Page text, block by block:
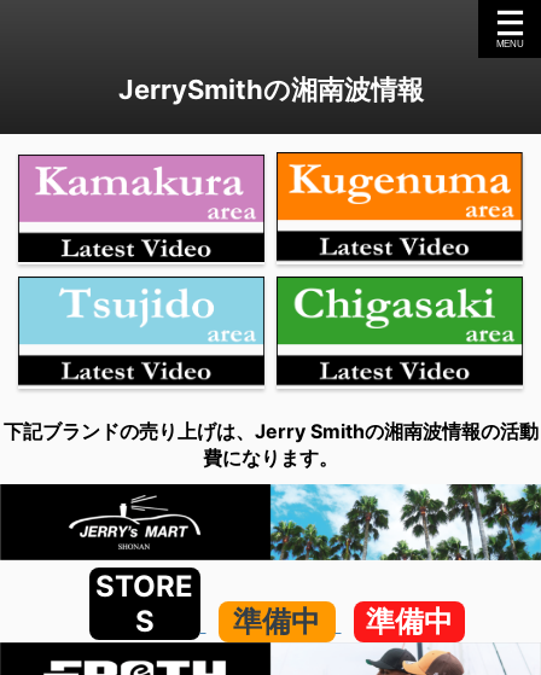
JerrySmithの湘南波情報
下記ブランドの売り上げは、Jerry Smithの湘南波情報の活動
費になります。
STORE
S
準備中 準備中